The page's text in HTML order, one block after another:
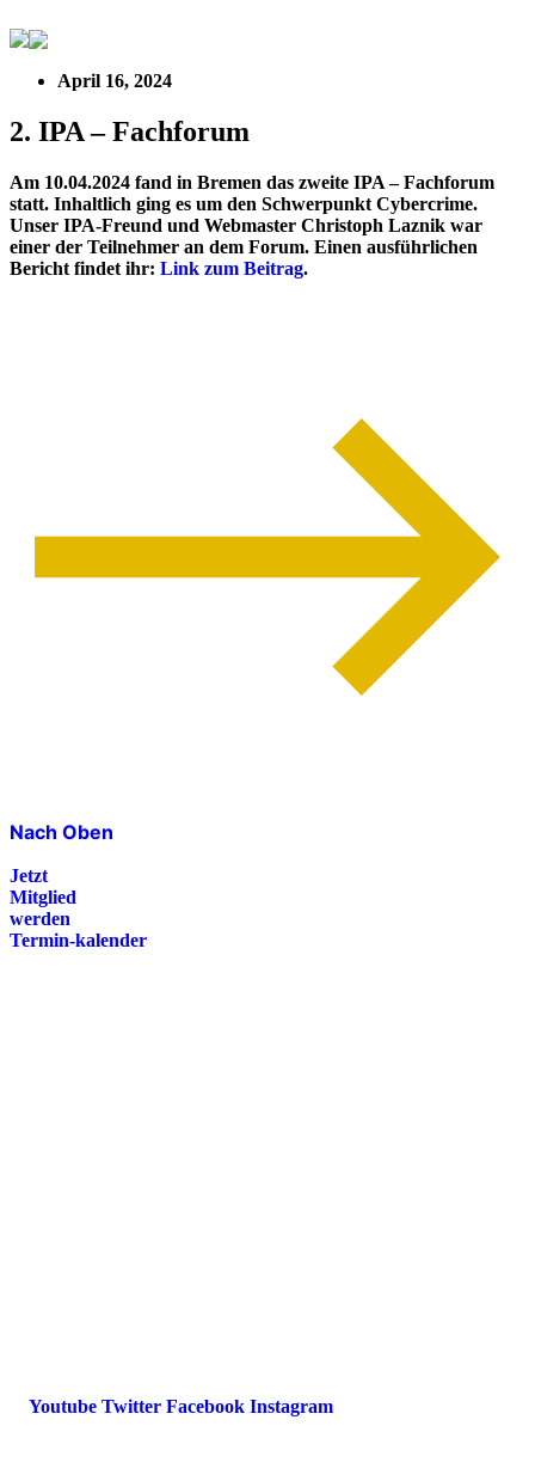
April 16, 2024
2. IPA – Fachforum
Am 10.04.2024 fand in Bremen das zweite IPA – Fachforum
statt. Inhaltlich ging es um den Schwerpunkt Cybercrime.
Unser IPA-Freund und Webmaster Christoph Laznik war
einer der Teilnehmer an dem Forum. Einen ausführlichen
Bericht findet ihr: Link zum Beitrag.
Nach Oben
Jetzt
Mitglied
werden
Termin-kalender
Youtube Twitter Facebook Instagram